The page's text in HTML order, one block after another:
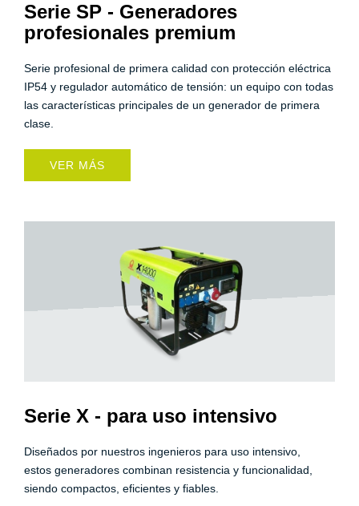
Serie SP - Generadores
profesionales premium
Serie profesional de primera calidad con protección eléctrica
IP54 y regulador automático de tensión: un equipo con todas
las características principales de un generador de primera
clase.
VER MÁS
Serie X - para uso intensivo
Diseñados por nuestros ingenieros para uso intensivo,
estos generadores combinan resistencia y funcionalidad,
siendo compactos, eficientes y fiables.